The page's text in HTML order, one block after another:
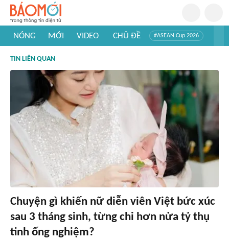
NÓNG MỚI VIDEO CHỦ ĐỀ #ASEAN Cup 2026
#Khám phá thế giới
TIN LIÊN QUAN
Chuyện gì khiến nữ diễn viên Việt bức xúc
sau 3 tháng sinh, từng chi hơn nửa tỷ thụ
tinh ống nghiệm?